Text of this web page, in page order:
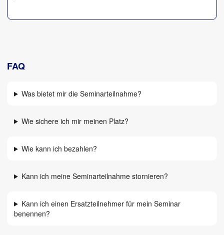
FAQ
Was bietet mir die Seminarteilnahme?
Wie sichere ich mir meinen Platz?
Wie kann ich bezahlen?
Kann ich meine Seminarteilnahme stornieren?
Kann ich einen Ersatzteilnehmer für mein Seminar
benennen?